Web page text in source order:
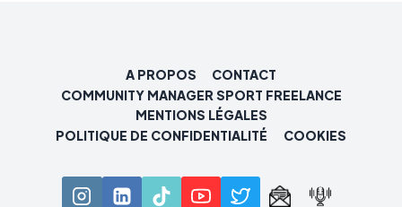
A PROPOS
CONTACT
COMMUNITY MANAGER SPORT FREELANCE
MENTIONS LÉGALES
POLITIQUE DE CONFIDENTIALITÉ
COOKIES